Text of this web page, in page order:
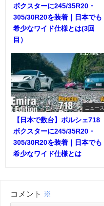
ボクスターに245/35R20・
305/30R20を装着｜日本でも
希少なワイド仕様とは(3回
目）
ニュース
【日本で数台】ポルシェ718
ボクスターに245/35R20・
305/30R20を装着｜日本でも
希少なワイド仕様とは
コメント ※